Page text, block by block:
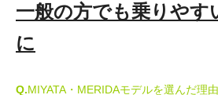
一般の方でも乗りやす
に
Q.MIYATA・MERIDAモデルを選んだ理